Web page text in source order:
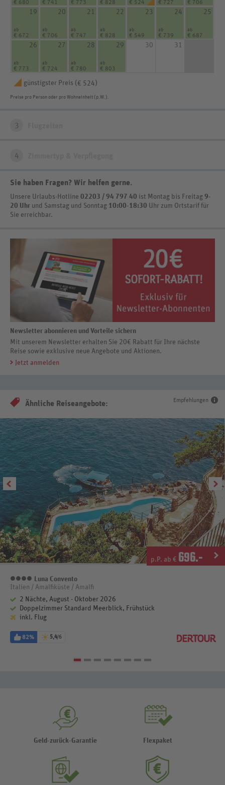
€ 680 € 741 € 773 € 828 € 524 € 727 € 706
19
ab
€ 672
20
ab
€ 706
21
ab
€ 747
22
ab
€ 828
23
ab
€ 549
24
ab
€ 739
25
ab
€ 687
26
ab
€ 773
27
ab
€ 724
28
ab
€ 780
29
ab
€ 803
30 31
günstigster Preis (€ 524)
Preise pro Person oder pro Wohneinheit (p.W.).
3
4
Sie haben Fragen? Wir helfen gerne.
Unsere Urlaubs-Hotline 02203 / 94 797 40 ist Montag bis Freitag 9-
20 Uhr und Samstag und Sonntag 10:00-18:30 Uhr zum Ortstarif für
Sie erreichbar.
Newsletter abonnieren und Vorteile sichern
Mit unserem Newsletter erhalten Sie 20€ Rabatt für Ihre nächste
Reise sowie exklusive neue Angebote und Aktionen.
Jetzt anmelden
Empfehlungen
Ähnliche Reiseangebote:
p.P. ab € 696.-
4 Sterne
Luna Convento
Italien / Amalfiküste / Amalfi
2 Nächte, August - Oktober 2026
Doppelzimmer Standard Meerblick, Frühstück
inkl. Flug
82% 5,4/6
Geld-zurück-Garantie Flexpaket